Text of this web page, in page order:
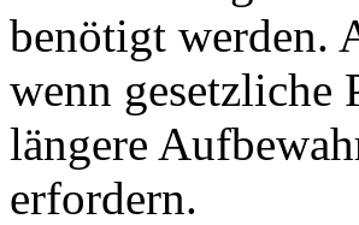
benötigt werden.
wenn gesetzliche
längere
erfordern.